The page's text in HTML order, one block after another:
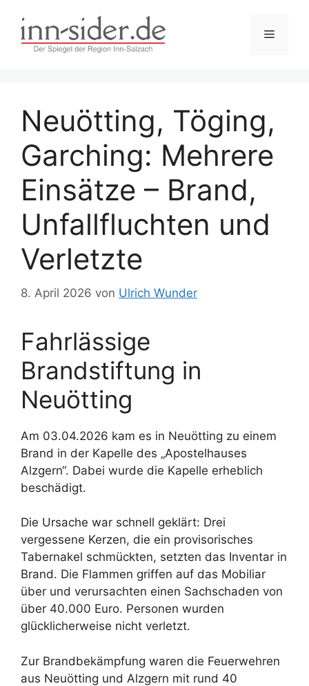
Inhalt
springen
Menü
Neuötting, Töging,
Garching: Mehrere
Einsätze – Brand,
Unfallfluchten und
Verletzte
8. April 2026 von Ulrich Wunder
Fahrlässige
Brandstiftung in
Neuötting
Am 03.04.2026 kam es in Neuötting zu einem
Brand in der Kapelle des „Apostelhauses
Alzgern“. Dabei wurde die Kapelle erheblich
beschädigt.
Die Ursache war schnell geklärt: Drei
vergessene Kerzen, die ein provisorisches
Tabernakel schmückten, setzten das Inventar in
Brand. Die Flammen griffen auf das Mobiliar
über und verursachten einen Sachschaden von
über 40.000 Euro. Personen wurden
glücklicherweise nicht verletzt.
Zur Brandbekämpfung waren die Feuerwehren
aus Neuötting und Alzgern mit rund 40